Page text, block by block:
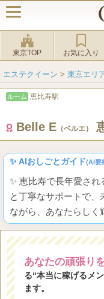
東京TOP お気に入り
エステクイーン > 東京エリ
ルーム 恵比寿駅
Belle E （ベルエ）
✨ AIおしごとガイド(AI要
✨ 恵比寿で長年愛さ
と丁寧なサポートで、
ながら、あなたらしく
あなたの頑張り
る“本当に稼げるメ
ます。